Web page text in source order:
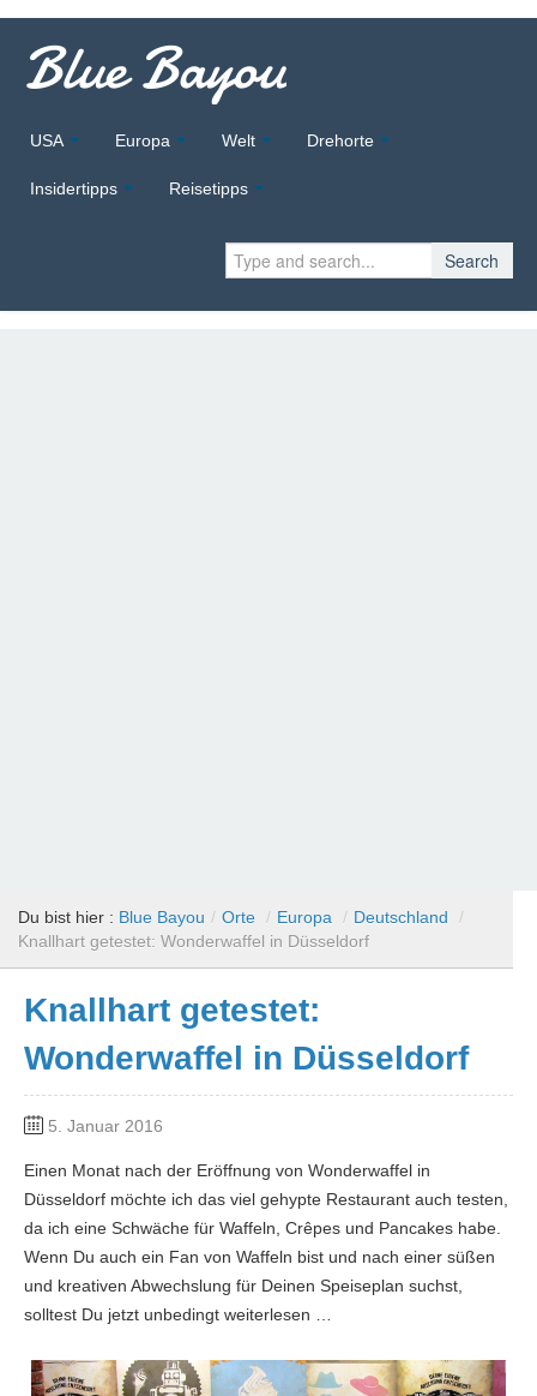
Blue Bayou
USA Europa Welt Drehorte
Insidertipps Reisetipps
Search
Du bist hier : Blue Bayou / Orte / Europa / Deutschland
/
Knallhart getestet: Wonderwaffel in Düsseldorf
Knallhart getestet:
Wonderwaffel in Düsseldorf
5. Januar 2016
Einen Monat nach der Eröffnung von Wonderwaffel in
Düsseldorf möchte ich das viel gehypte Restaurant auch testen,
da ich eine Schwäche für Waffeln, Crêpes und Pancakes habe.
Wenn Du auch ein Fan von Waffeln bist und nach einer süßen
und kreativen Abwechslung für Deinen Speiseplan suchst,
solltest Du jetzt unbedingt weiterlesen …